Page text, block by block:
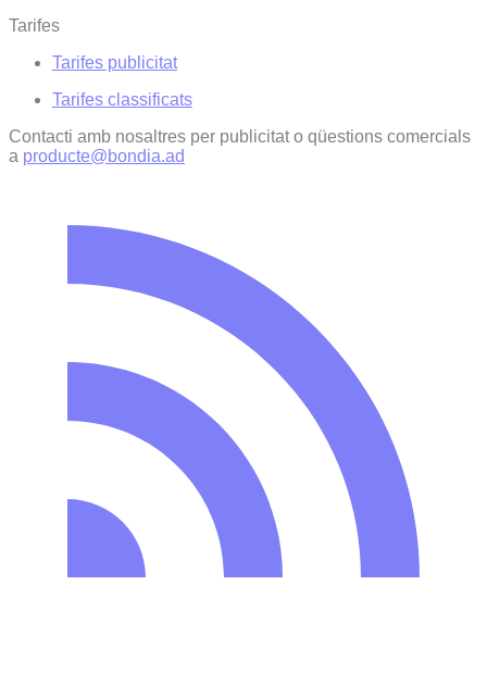
Tarifes
Tarifes publicitat
Tarifes classificats
Contacti amb nosaltres per publicitat o qüestions comercials
a producte@bondia.ad